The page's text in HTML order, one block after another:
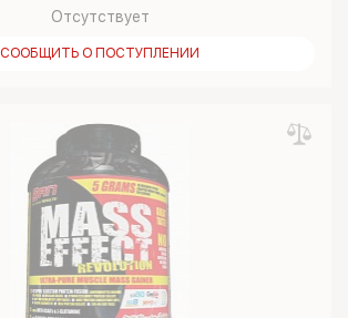
Отсутствует
СООБЩИТЬ О ПОСТУПЛЕНИИ